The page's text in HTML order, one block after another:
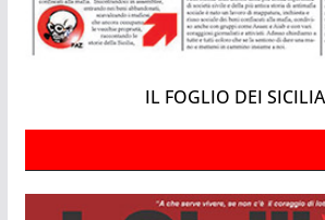
IL FOGLIO DEI